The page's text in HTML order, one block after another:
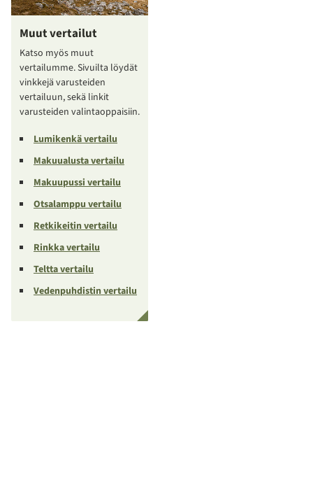
Muut vertailut
Katso myös muut
vertailumme. Sivuilta löydät
vinkkejä varusteiden
vertailuun, sekä linkit
varusteiden valintaoppaisiin.
Lumikenkä vertailu
Makuualusta vertailu
Makuupussi vertailu
Otsalamppu vertailu
Retkikeitin vertailu
Rinkka vertailu
Teltta vertailu
Vedenpuhdistin vertailu